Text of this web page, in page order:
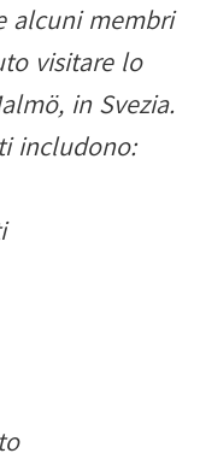
alcuni membri
visitare lo
in Svezia.
includono: